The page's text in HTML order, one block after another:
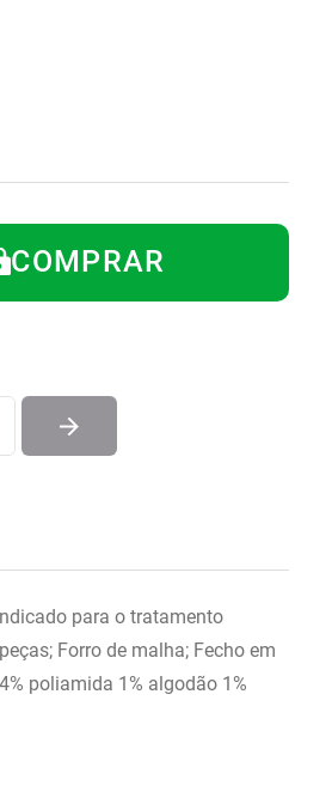
COMPRAR
para o tratamento
Forro de malha; Fecho em
poliamida 1% algodão 1%